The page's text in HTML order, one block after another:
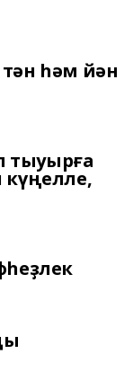
тән һәм йән
тыуырға
күңелле,